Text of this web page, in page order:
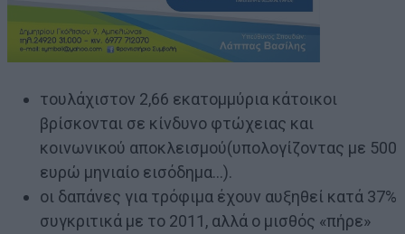
τουλάχιστον 2,66 εκατομμύρια κάτοικοι
βρίσκονται σε κίνδυνο φτώχειας και
κοινωνικού αποκλεισμού(υπολογίζοντας με 500
ευρώ μηνιαίο εισόδημα…).
οι δαπάνες για τρόφιμα έχουν αυξηθεί κατά 37%
συγκριτικά με το 2011, αλλά ο μισθός «πήρε»